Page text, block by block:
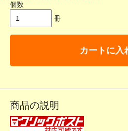
個数
冊
カートに入
商品の説明